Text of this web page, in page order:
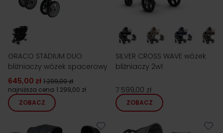
GRACO STADIUM DUO
bliźniaczy wózek spacerowy
645,00 zł 1 299,00 zł
najniższa cena 1 299,00 zł
ZOBACZ
SILVER CROSS WAVE wózek
bliźniaczy 2w1
7 599,00 zł
ZOBACZ